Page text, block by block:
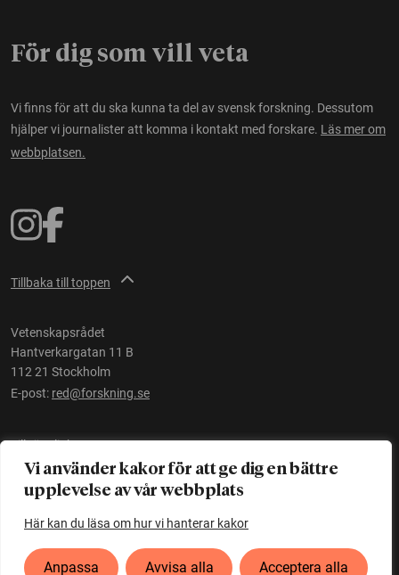
Vi använder kakor för att ge dig en bättre
upplevelse av vår webbplats
Här kan du läsa om hur vi hanterar kakor
Anpassa Avvisa alla Acceptera alla
För dig som vill veta
Vi finns för att du ska kunna ta del av svensk forskning. Dessutom
hjälper vi journalister att komma i kontakt med forskare. Läs mer om
webbplatsen.
Tillbaka till toppen
Vetenskapsrådet
Hantverkargatan 11 B
112 21 Stockholm
E-post: red@forskning.se
Tillgänglighet
Ett initiativ avVetenskapsrådet